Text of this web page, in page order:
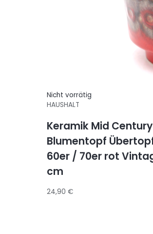
Nicht vorrätig
HAUSHALT
Keramik Mid Century
Blumentopf
60er / 70er rot
cm
24,90€